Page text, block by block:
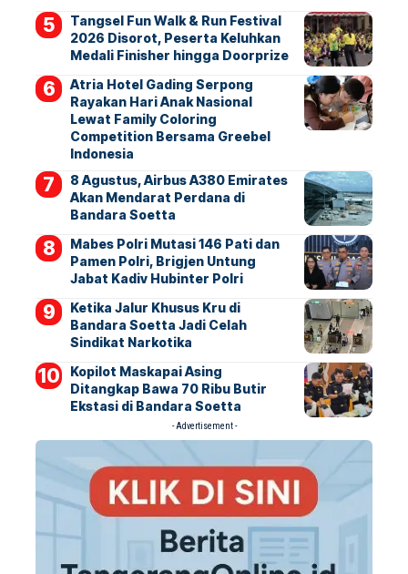
Tangsel Fun Walk & Run Festival
2026 Disorot, Peserta Keluhkan
Medali Finisher hingga Doorprize
Atria Hotel Gading Serpong
Rayakan Hari Anak Nasional
Lewat Family Coloring
Competition Bersama Greebel
Indonesia
8 Agustus, Airbus A380 Emirates
Akan Mendarat Perdana di
Bandara Soetta
Mabes Polri Mutasi 146 Pati dan
Pamen Polri, Brigjen Untung
Jabat Kadiv Hubinter Polri
Ketika Jalur Khusus Kru di
Bandara Soetta Jadi Celah
Sindikat Narkotika
Kopilot Maskapai Asing
Ditangkap Bawa 70 Ribu Butir
Ekstasi di Bandara Soetta
- Advertisement -